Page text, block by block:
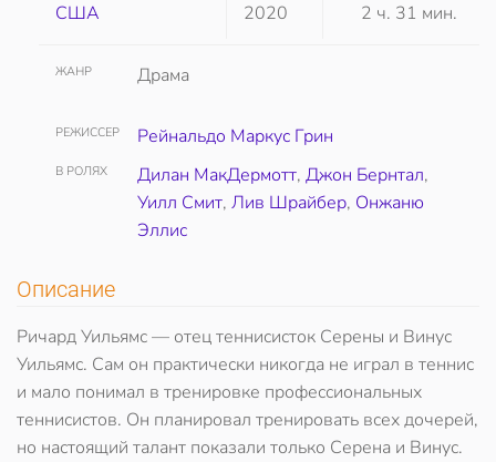
США 2020 2 ч. 31 мин.
ЖАНР Драма
РЕЖИССЕР Рейнальдо Маркус Грин
В РОЛЯХ Дилан МакДермотт, Джон Бернтал,
Уилл Смит, Лив Шрайбер, Онжаню
Эллис
Описание
Ричард Уильямс — отец теннисисток Серены и Винус
Уильямс. Сам он практически никогда не играл в теннис
и мало понимал в тренировке профессиональных
теннисистов. Он планировал тренировать всех дочерей,
но настоящий талант показали только Серена и Винус.